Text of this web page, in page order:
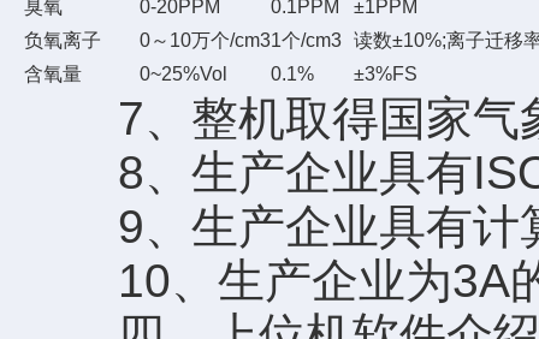
臭氧
0-20PPM 0.1PPM
±1PPM
负氧离子
0～10万个/cm31个/cm3 读数±10%;离子迁移
含氧量
0~25%Vol 0.1% ±3%FS
7、整机取得国家气
8、生产企业具有ISO
9、生产企业具有计
10、生产企业为3A